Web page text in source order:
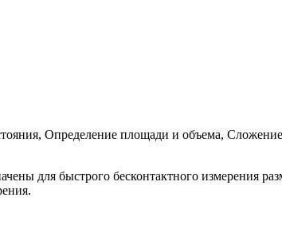
Определение площади и объема,
для быстрого бесконтактного измерения